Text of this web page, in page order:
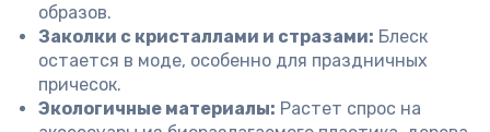
образов.
Заколки с кристаллами и стразами: Блеск
остается в моде, особенно для праздничных
причесок.
Экологичные материалы: Растет спрос на